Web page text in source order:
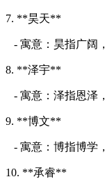
7. **昊天**
- 寓意：昊指广阔
8. **泽宇**
- 寓意：泽指恩泽
9. **博文**
- 寓意：博指博学
10. **承睿**